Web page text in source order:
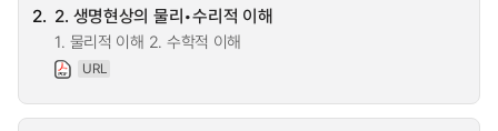
2. 2. 생명현상의 물리•수리적 이해
1. 물리적 이해 2. 수학적 이해
URL